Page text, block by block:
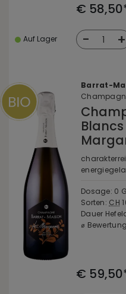
€
Auf Lager - 1 +
Barrat-
Dosage: 0
Sorten: CH
Dauer
⌀
€